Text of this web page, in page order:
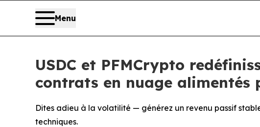
Menu
USDC et PFMCrypto
contrats en nuage alimentés
Dites adieu à la volatilité — générez un revenu passif
techniques.